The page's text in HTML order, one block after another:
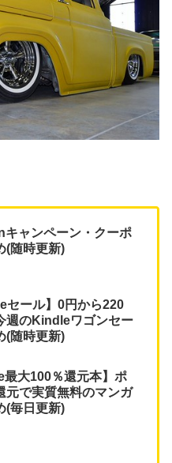
キャンペーン・クーポ
(随時更新)
セール】0円から220
週のKindleワゴンセー
(随時更新)
最大100％還元本】ポ
元で実質無料のマンガ
(毎日更新)